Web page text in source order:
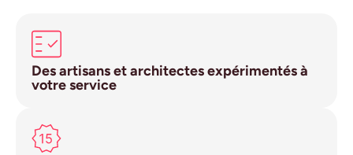
Des artisans et architectes expérimentés à
votre service